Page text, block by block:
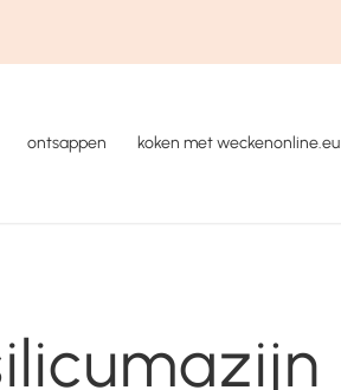
ontsappen koken met weckenonline.eu